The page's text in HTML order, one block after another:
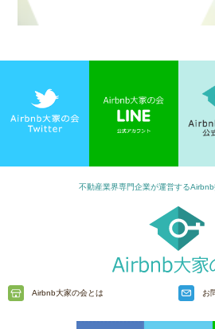
不動産業界専門企業が運営する
Airbnb大家の会とは お